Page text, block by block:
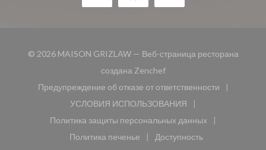
© 2026 MAISON GRIZLAW — Веб-страница ресторана
создана Zenchef((открывается в новом
Предупреждение об отказе от ответственности
((открывается в новом окне))
УСЛОВИЯ ИСПОЛЬЗОВАНИЯ
((открывается в новом окне))
Политика защиты персональных данных
((открывается в новом окне))
Политика печенье
((открывается в новом окне))
Доступность